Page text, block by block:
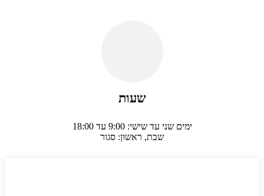
שעות
ימים שני עד שישי: 9:00 עד 18:00
שבת, ראשון: סגור